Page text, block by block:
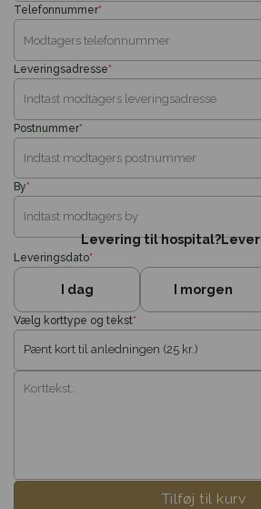
*
Telefonnummer
*
Leveringsadresse
*
Postnummer
*
By
Levering til hospital?
*
Leveringsdato
I dag I morgen
*
Vælg korttype og tekst
Tilføj til kurv